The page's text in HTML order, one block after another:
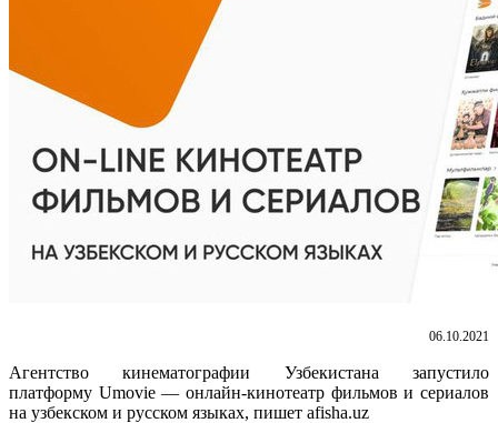
06.10.2021
Агентство кинематографии Узбекистана запустило
платформу Umovie — онлайн-кинотеатр фильмов и сериалов
на узбекском и русском языках, пишет afisha.uz